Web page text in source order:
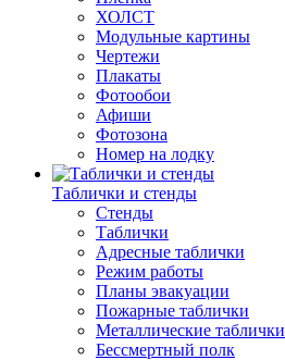
ХОЛСТ
Модульные картины
Чертежи
Плакаты
Фотообои
Афиши
Фотозона
Номер на лодку
Таблички и стенды
Стенды
Таблички
Адресные таблички
Режим работы
Планы эвакуации
Пожарные таблички
Металлические таблички
Бессмертный полк